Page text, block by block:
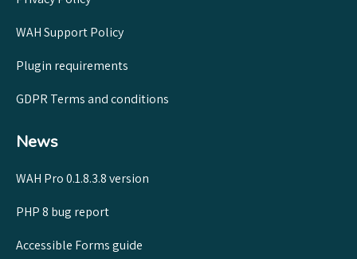
WAH Support Policy
Plugin requirements
GDPR Terms and conditions
News
WAH Pro 0.1.8.3.8 version
PHP 8 bug report
Accessible Forms guide